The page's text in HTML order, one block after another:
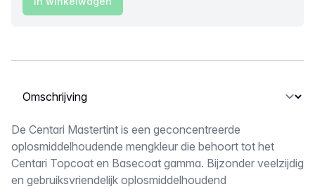
Selecteer een tabblad
Omschrijving
De Centari Mastertint is een geconcentreerde
oplosmiddelhoudende mengkleur die behoort tot het
Centari Topcoat en Basecoat gamma. Bijzonder veelzijdig
en gebruiksvriendelijk oplosmiddelhoudend